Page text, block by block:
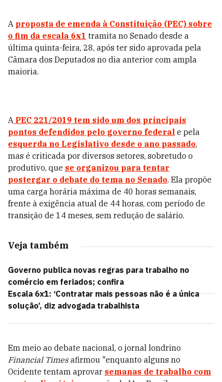
A proposta de emenda à Constituição (PEC) sobre
o fim da escala 6x1 tramita no Senado desde a
última quinta-feira, 28, após ter sido aprovada pela
Câmara dos Deputados no dia anterior com ampla
maioria.
A PEC 221/2019 tem sido um dos principais
pontos defendidos pelo governo federal e pela
esquerda no Legislativo desde o ano passado,
mas é criticada por diversos setores, sobretudo o
produtivo, que se organizou para tentar
postergar o debate do tema no Senado. Ela propõe
uma carga horária máxima de 40 horas semanais,
frente à exigência atual de 44 horas, com período de
transição de 14 meses, sem redução de salário.
Veja também
Governo publica novas regras para trabalho no
comércio em feriados; confira
Escala 6x1: ‘Contratar mais pessoas não é a única
solução’, diz advogada trabalhista
Em meio ao debate nacional, o jornal londrino
Financial Timesafirmou "enquanto alguns no
Ocidente tentam aprovar semanas de trabalho com